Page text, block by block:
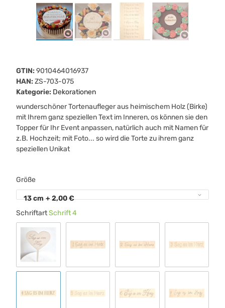
GTIN: 9010464016937
HAN: ZS-703-075
Kategorie: Dekorationen
wunderschöner Tortenaufleger aus heimischem Holz (Birke)
mit Ihrem ganz speziellen Text im Inneren, os können sie den
Topper für Ihr Event anpassen, natürlich auch mit Namen für
z.B. Hochzeit; mit Foto... so wird die Torte zu ihrem ganz
speziellen Unikat
Größe
13 cm + 2,00 €
SchriftartSchrift 4
Standard 00 Schrift 1 Schrift 2 Schrift 3